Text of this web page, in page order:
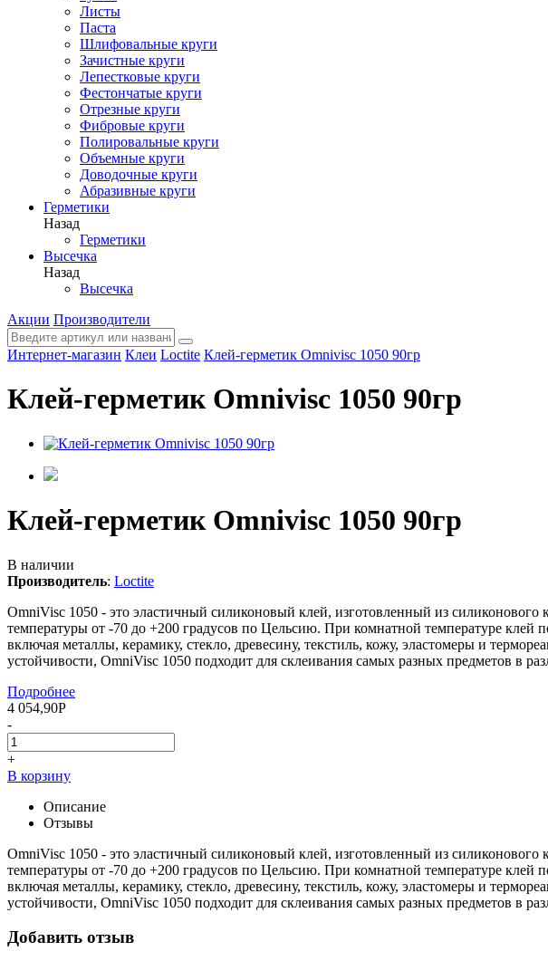
Листы
Паста
Шлифовальные круги
Зачистные круги
Лепестковые круги
Фестончатые круги
Отрезные круги
Фибровые круги
Полировальные круги
Объемные круги
Доводочные круги
Абразивные круги
Герметики
Назад
Герметики
Высечка
Назад
Высечка
Акции Производители
Интернет-магазин Клеи Loctite Клей-герметик Omnivisc 1050 90гр
Клей-герметик Omnivisc 1050 90гр
Клей-герметик Omnivisc 1050 90гр
В наличии
Производитель: Loctite
OmniVisc 1050 - это эластичный силиконовый клей, изготовленный из
температуры от -70 до +200 градусов по Цельсию. При комнатной температуре клей
включая металлы, керамику, стекло, древесину, текстиль, кожу, эластомеры и
устойчивости, OmniVisc 1050 подходит для склеивания самых разных предметов в
Подробнее
4 054,90Р
-
+
В корзину
Описание
Отзывы
OmniVisc 1050 - это эластичный силиконовый клей, изготовленный из
температуры от -70 до +200 градусов по Цельсию. При комнатной температуре клей
включая металлы, керамику, стекло, древесину, текстиль, кожу, эластомеры и
устойчивости, OmniVisc 1050 подходит для склеивания самых разных предметов в
Добавить отзыв